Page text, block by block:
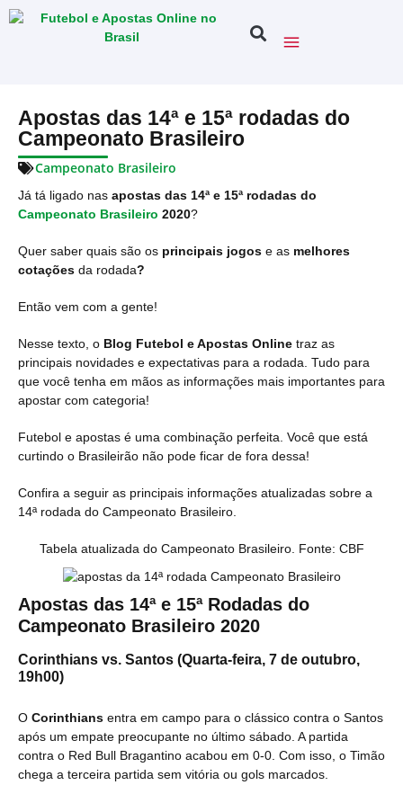
Apostas das 14ª e 15ª rodadas do
Campeonato Brasileiro
Campeonato Brasileiro
Já tá ligado nas apostas das 14ª e 15ª rodadas do
Campeonato Brasileiro 2020?
Quer saber quais são os principais jogos e as melhores
cotações da rodada?
Então vem com a gente!
Nesse texto, o Blog Futebol e Apostas Online traz as
principais novidades e expectativas para a rodada. Tudo para
que você tenha em mãos as informações mais importantes para
apostar com categoria!
Futebol e apostas é uma combinação perfeita. Você que está
curtindo o Brasileirão não pode ficar de fora dessa!
Confira a seguir as principais informações atualizadas sobre a
14ª rodada do Campeonato Brasileiro.
Tabela atualizada do Campeonato Brasileiro. Fonte: CBF
Apostas das 14ª e 15ª Rodadas do
Campeonato Brasileiro 2020
Corinthians vs. Santos (Quarta-feira, 7 de outubro,
19h00)
O Corinthians entra em campo para o clássico contra o Santos
após um empate preocupante no último sábado. A partida
contra o Red Bull Bragantino acabou em 0-0. Com isso, o Timão
chega a terceira partida sem vitória ou gols marcados.